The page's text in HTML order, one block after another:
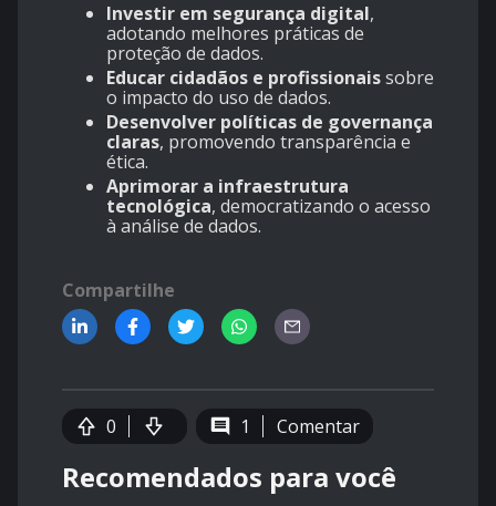
Investir em segurança digital,
adotando melhores práticas de
proteção de dados.
Educar cidadãos e profissionaissobre
o impacto do uso de dados.
Desenvolver políticas de governança
claras, promovendo transparência e
ética.
Aprimorar a infraestrutura
tecnológica, democratizando o acesso
à análise de dados.
Compartilhe
0 1 Comentar
Recomendados para você